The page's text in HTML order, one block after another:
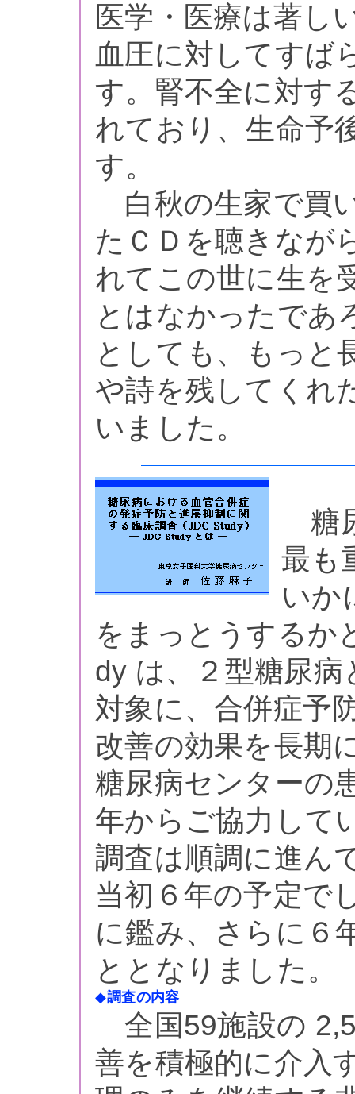
医学・医療は著し
血圧に対してすば
す。腎不全に対す
れており、生命予
す。
白秋の生家で買
たＣＤを聴きなが
れてこの世に生を
とはなかったであ
としても、もっと
や詩を残してくれ
いました。
糖
最も
いか
をまっとうするか
dy は、２型糖尿
対象に、合併症予
改善の効果を長期
糖尿病センターの
年からご協力して
調査は順調に進ん
当初６年の予定で
に鑑み、さらに６
ととなりました。
◆調査の内容
全国59施設の
善を積極的に介入